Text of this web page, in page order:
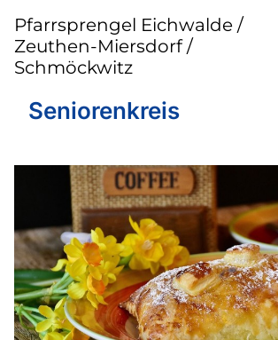
Pfarrsprengel Eichwalde /
Zeuthen-Miersdorf /
Schmöckwitz
Seniorenkreis